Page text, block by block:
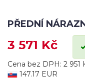
PŘEDNÍ
3 571 Kč
Cena bez DPH: 2 951
147.17 EUR